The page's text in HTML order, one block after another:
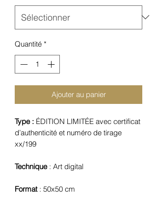
Quantité *
Ajouter au panier
Type : ÉDITION LIMITÉE avec certificat
d’authenticité et numéro de tirage
xx/199
Technique : Art digital
Format : 50x50 cm